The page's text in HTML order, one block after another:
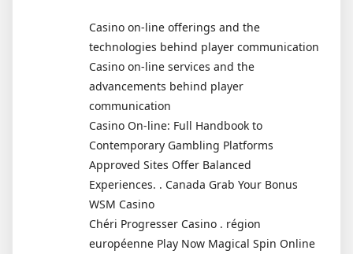
Casino on-line offerings and the
technologies behind player communication
Casino on-line services and the
advancements behind player
communication
Casino On-line: Full Handbook to
Contemporary Gambling Platforms
Approved Sites Offer Balanced
Experiences. . Canada Grab Your Bonus
WSM Casino
Chéri Progresser Casino . région
européenne Play Now Magical Spin Online